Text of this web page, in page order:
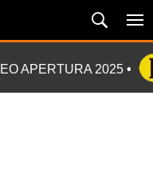
APERTURA 2025